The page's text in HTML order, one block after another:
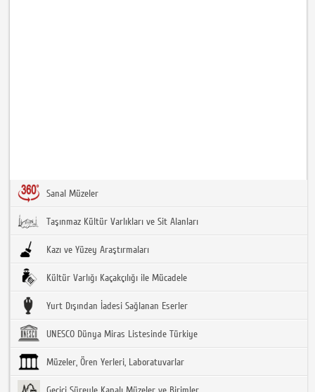
Sanal Müzeler
Taşınmaz Kültür Varlıkları ve Sit Alanları
Kazı ve Yüzey Araştırmaları
Kültür Varlığı Kaçakçılığı ile Mücadele
Yurt Dışından İadesi Sağlanan Eserler
UNESCO Dünya Miras Listesinde Türkiye
Müzeler, Ören Yerleri, Laboratuvarlar